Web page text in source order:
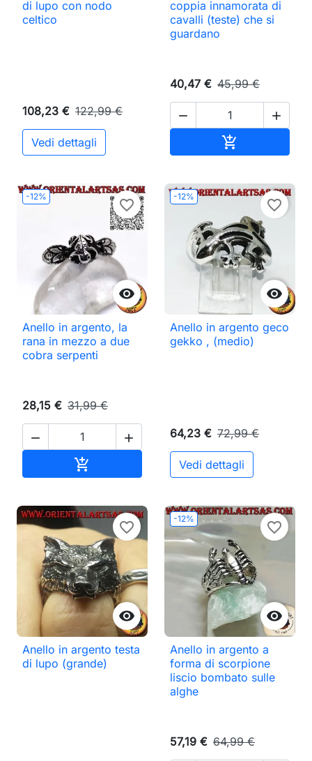
di lupo con nodo
celtico
108,23 € 122,99 €
Vedi dettagli
coppia innamorata di
cavalli (teste) che si
guardano
40,47 € 45,99 €
 

-12%

favorite_border
Anello in argento, la
rana in mezzo a due
cobra serpenti
28,15 € 31,99 €
 
 Aggiungi al carrello
-12%

favorite_border
Anello in argento geco
gekko , (medio)
64,23 € 72,99 €
Vedi dettagli

favorite_border
Anello in argento testa
di lupo (grande)
-12%

favorite_border
Anello in argento a
forma di scorpione
liscio bombato sulle
alghe
57,19 € 64,99 €